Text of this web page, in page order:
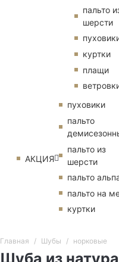
пальто
шерсти
куртки
плащи
АКЦИЯ
пуховики
пальто
пальто из
шерсти
пальто
пальто на
куртки
Главная Шубы норковые